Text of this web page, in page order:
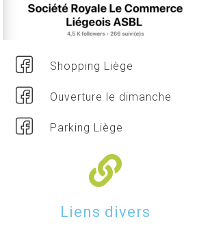
Shopping Liège
Ouverture le dimanche
Parking Liège
Liens divers